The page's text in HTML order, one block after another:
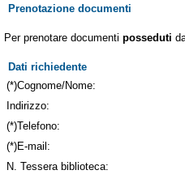
Prenotazione documenti
Per prenotare documenti posseduti
Dati richiedente
(*)Cognome/Nome:
Indirizzo:
(*)Telefono:
(*)E-mail:
N. Tessera biblioteca: